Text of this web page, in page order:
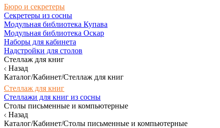
Бюро и секретеры
Секретеры из сосны
Модульная библиотека Купава
Модульная библиотека Оскар
Наборы для кабинета
Надстройки для столов
Стеллаж для книг
Назад
Каталог/Кабинет/Стеллаж для книг
Стеллаж для книг
Стеллажи для книг из сосны
Столы письменные и компьютерные
Назад
Каталог/Кабинет/Столы письменные и компьютерные